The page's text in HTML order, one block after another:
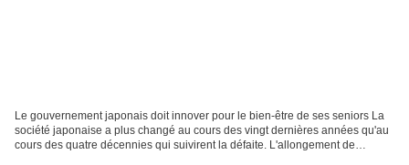
Le gouvernement japonais doit innover pour le bien-être de ses seniors La
société japonaise a plus changé au cours des vingt dernières années qu'au
cours des quatre décennies qui suivirent la défaite. L'allongement de